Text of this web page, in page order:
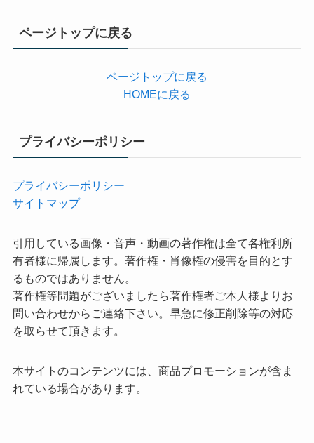
ページトップに戻る
ページトップに戻る
HOMEに戻る
プライバシーポリシー
プライバシーポリシー
サイトマップ
引用している画像・音声・動画の著作権は全て各権利所
有者様に帰属します。著作権・肖像権の侵害を目的とす
るものではありません。
著作権等問題がございましたら著作権者ご本人様よりお
問い合わせからご連絡下さい。早急に修正削除等の対応
を取らせて頂きます。
本サイトのコンテンツには、商品プロモーションが含ま
れている場合があります。